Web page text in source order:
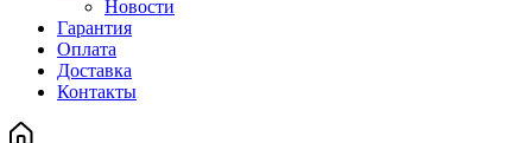
Новости
Гарантия
Оплата
Доставка
Контакты